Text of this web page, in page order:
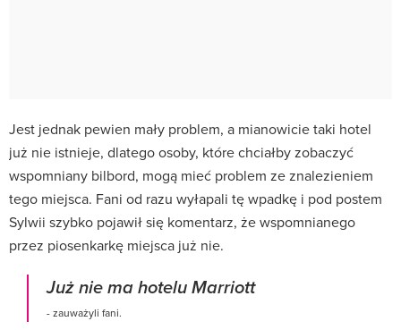
Jest jednak pewien mały problem, a mianowicie taki hotel
już nie istnieje, dlatego osoby, które chciałby zobaczyć
wspomniany bilbord, mogą mieć problem ze znalezieniem
tego miejsca. Fani od razu wyłapali tę wpadkę i pod postem
Sylwii szybko pojawił się komentarz, że wspomnianego
przez piosenkarkę miejsca już nie.
Już nie ma hotelu Marriott
- zauważyli fani.